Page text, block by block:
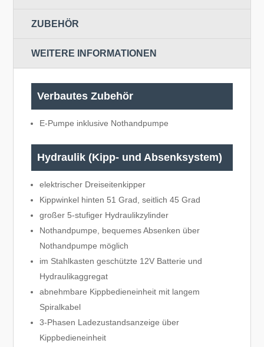
ZUBEHÖR
WEITERE INFORMATIONEN
Verbautes Zubehör
E-Pumpe inklusive Nothandpumpe
Hydraulik (Kipp- und Absenksystem)
elektrischer Dreiseitenkipper
Kippwinkel hinten 51 Grad, seitlich 45 Grad
großer 5-stufiger Hydraulikzylinder
Nothandpumpe, bequemes Absenken über
Nothandpumpe möglich
im Stahlkasten geschützte 12V Batterie und
Hydraulikaggregat
abnehmbare Kippbedieneinheit mit langem
Spiralkabel
3-Phasen Ladezustandsanzeige über
Kippbedieneinheit